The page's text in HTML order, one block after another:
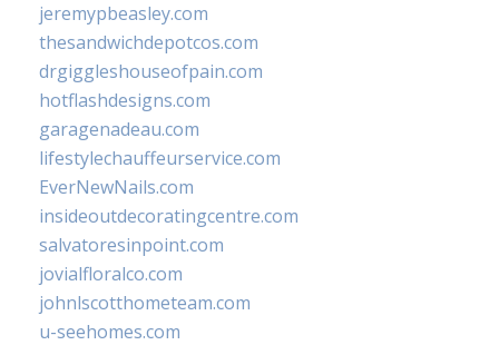
jeremypbeasley.com
thesandwichdepotcos.com
drgiggleshouseofpain.com
hotflashdesigns.com
garagenadeau.com
lifestylechauffeurservice.com
EverNewNails.com
insideoutdecoratingcentre.com
salvatoresinpoint.com
jovialfloralco.com
johnlscotthometeam.com
u-seehomes.com